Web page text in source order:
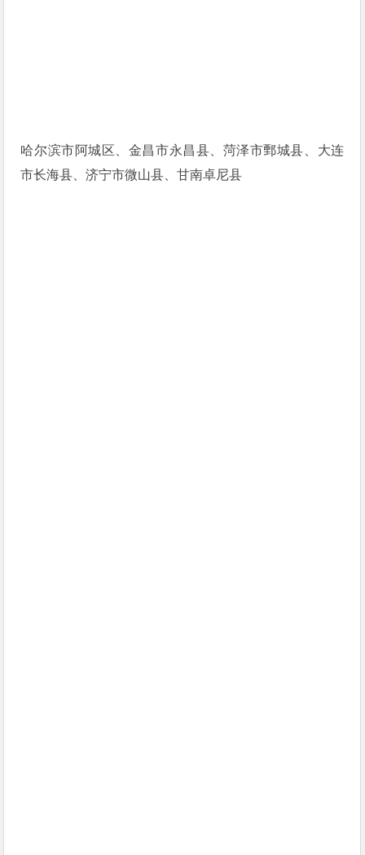
哈尔滨市阿城区、金昌市永昌县、菏泽市鄄城县、大连
市长海县、济宁市微山县、甘南卓尼县